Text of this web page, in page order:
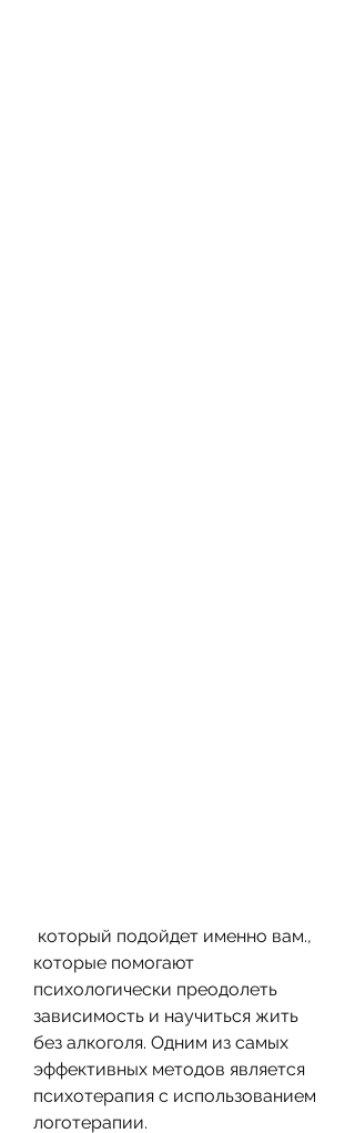
которые помогают
психологически преодолеть
зависимость и научиться жить
без алкоголя. Одним из самых
эффективных методов является
психотерапия с использованием
логотерапии.